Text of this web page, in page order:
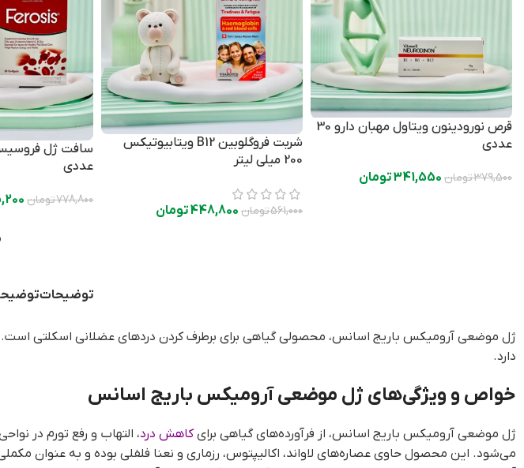
قرص نورودینون ویتاول مهبان دارو 30
عددی
379,500تومان 341,550تومان
شربت فروگلوبین B12 ویتابیوتیکس
200 میلی لیتر
561,000تومان 448,800تومان
عددی
778,800تومان
توضیحات
ژل موضعی آرومیکس باریج اسانس، محصولی گیاهی برای برطرف کردن دردهای عضلانی اسکلتی است.
دارد.
خواص و ویژگی‌های ژل موضعی آرومیکس باریج اسانس
ژل موضعی آرومیکس باریج اسانس، از فرآورده‌های گیاهی برایکاهش درد، التهاب و رفع تورم در
می‌شود. این محصول حاوی عصاره‌های لاواند، اکالیپتوس، رزماری و نعنا فلفلی بوده و به عنوان